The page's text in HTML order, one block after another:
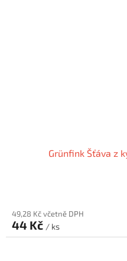
Grünfink Šťáva z
49,28 Kč včetně DPH
44 Kč / ks